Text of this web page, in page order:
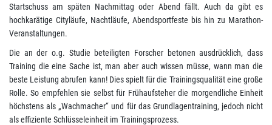
Startschuss am späten Nachmittag oder Abend fällt. Auch da gibt es
hochkarätige Cityläufe, Nachtläufe, Abendsportfeste bis hin zu Marathon-
Veranstaltungen.
Die an der o.g. Studie beteiligten Forscher betonen ausdrücklich, dass
Training die eine Sache ist, man aber auch wissen müsse, wann man die
beste Leistung abrufen kann! Dies spielt für die Trainingsqualität eine große
Rolle. So empfehlen sie selbst für Frühaufsteher die morgendliche Einheit
höchstens als „Wachmacher“ und für das Grundlagentraining, jedoch nicht
als effiziente Schlüsseleinheit im Trainingsprozess.